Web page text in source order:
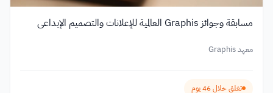
مسابقة وجوائز Graphis العالمية للإعلانات والتصميم الإبداعي
معهد Graphis
تغلق خلال 46 يوم